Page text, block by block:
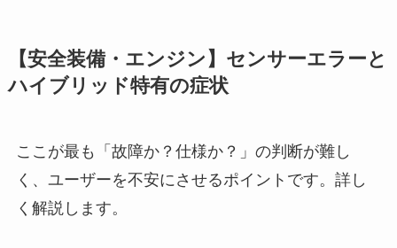
【安全装備・エンジン】センサーエラーと
ハイブリッド特有の症状
ここが最も「故障か？仕様か？」の判断が難し
く、ユーザーを不安にさせるポイントです。詳し
く解説します。